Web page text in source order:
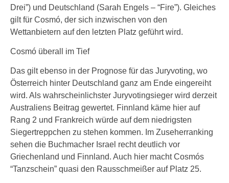
Drei”) und Deutschland (Sarah Engels – “Fire”). Gleiches
gilt für Cosmó, der sich inzwischen von den
Wettanbietern auf den letzten Platz geführt wird.
Cosmó überall im Tief
Das gilt ebenso in der Prognose für das Juryvoting, wo
Österreich hinter Deutschland ganz am Ende eingereiht
wird. Als wahrscheinlichster Juryvotingsieger wird derzeit
Australiens Beitrag gewertet. Finnland käme hier auf
Rang 2 und Frankreich würde auf dem niedrigsten
Siegertreppchen zu stehen kommen. Im Zuseherranking
sehen die Buchmacher Israel recht deutlich vor
Griechenland und Finnland. Auch hier macht Cosmós
“Tanzschein” quasi den Rausschmeißer auf Platz 25.